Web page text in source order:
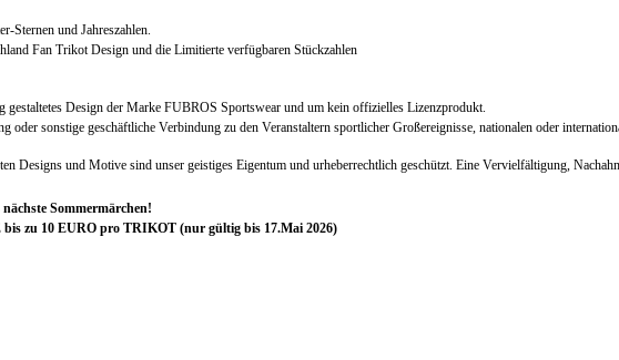
Sternen und Jahreszahlen.
Fan Trikot Design und die Limitierte verfügbaren Stückzahlen
gestaltetes Design der Marke FUBROS Sportswear und um kein offizielles Lizenzprodukt.
oder sonstige geschäftliche Verbindung zu den Veranstaltern sportlicher Großereignisse, nationalen oder
Designs und Motive sind unser geistiges Eigentum und urheberrechtlich geschützt. Eine Vervielfältigung,
Sommermärchen!
zu 10 EURO pro TRIKOT (nur gültig bis 17.Mai 2026)